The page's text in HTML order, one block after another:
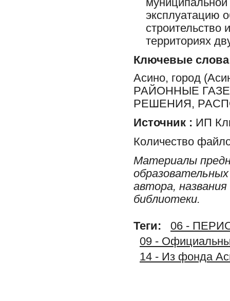
эксплуатацию
строительство
территориях
Ключевые слова
Асино, город
РАЙОННЫЕ
РЕШЕНИЯ,
Источник : ИП
Количество
Материалы
автора,
библиотеки.
Теги:
06 -
09 -
14 - Из фонда